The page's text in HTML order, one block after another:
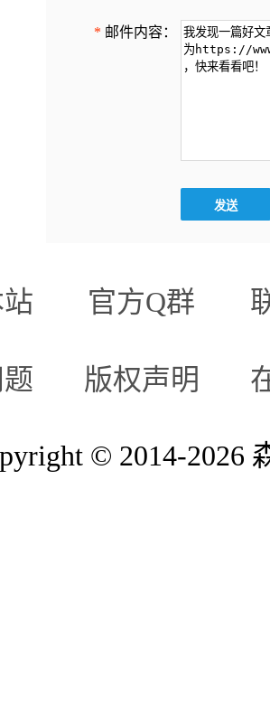
* 邮件内容：
官方Q群
版权声明
© 2014-2026